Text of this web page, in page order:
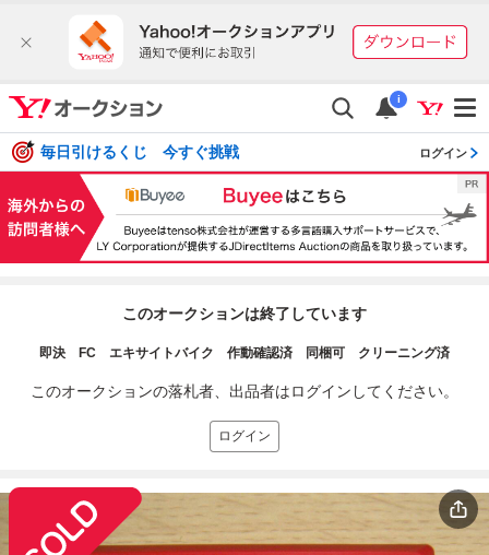
i
毎日引けるくじ 今すぐ挑戦 ログイン
このオークションは終了しています
即決 FC エキサイトバイク 作動確認済 同梱可 クリーニング済
このオークションの落札者、出品者はログインしてください。
ログイン